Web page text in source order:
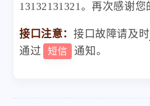
13132131321。再次感谢您
接口注意： 接口故障请及时
通过
短信 通知。